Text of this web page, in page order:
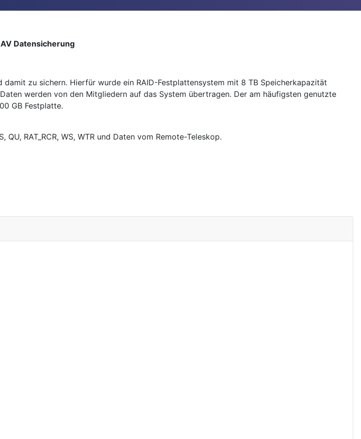
Datensicherung
zu sichern. Hierfür wurde ein RAID-Festplattensystem mit 8 TB Speicherkapazität
werden von den Mitgliedern auf das System übertragen. Der am häufigsten genutzte
GB Festplatte.
RAT_RCR, WS, WTR und Daten vom Remote-Teleskop.